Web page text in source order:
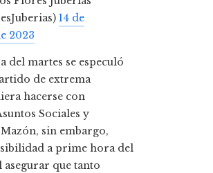
14 de
2023
del martes se especuló
de extrema
hacerse con
Sociales y
sin embargo,
a prime hora del
asegurar que tanto